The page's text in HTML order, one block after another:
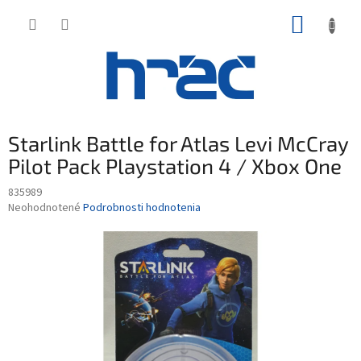
Starlink Battle for Atlas Levi McCray
Pilot Pack Playstation 4 / Xbox One
835989
Priemerné
Neohodnotené Podrobnosti hodnotenia